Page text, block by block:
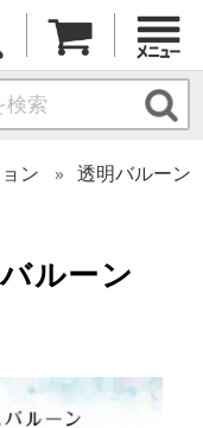
ン
透明バルーン
ルーン